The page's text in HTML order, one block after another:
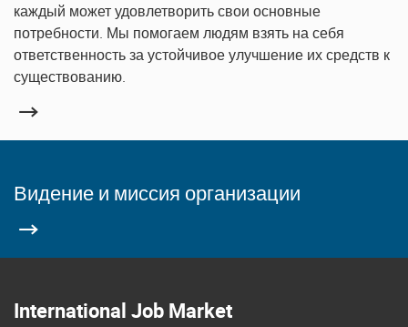
каждый может удовлетворить свои основные
потребности. Мы помогаем людям взять на себя
ответственность за устойчивое улучшение их средств к
существованию.
Видение и миссия организации
International Job Market